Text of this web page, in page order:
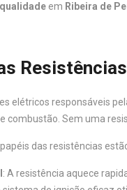
em Ribeira de
elétricos responsáveis
combustão. Sem uma
das resistências
: A resistência aquece